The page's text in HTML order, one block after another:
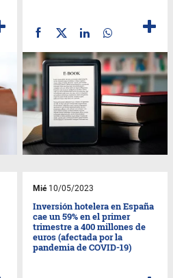
Mié10/05/2023
Inversión hotelera en España
cae un 59% en el primer
trimestre a 400 millones de
euros (afectada por la
pandemia de COVID-19)